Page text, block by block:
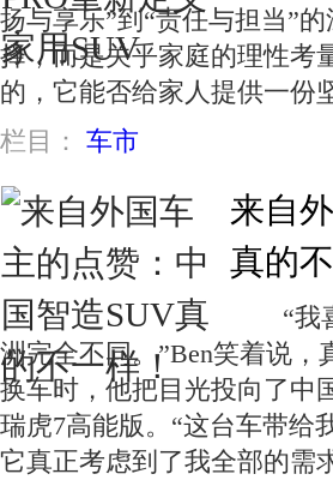
扬与享乐”到“责任与担当”
择，而是关乎家庭的理性
的，它能否给家人提供一份
栏目： 车市
来自
真的
“我喜
洲完全不同。”Ben笑着说
换车时，他把目光投向了中
瑞虎7高能版。“这台车带
它真正考虑到了我全部的